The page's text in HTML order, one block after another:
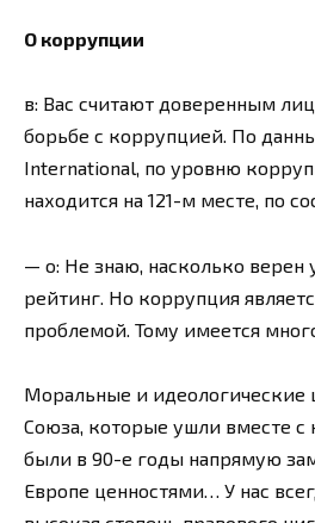
О коррупции
в: Вас считают доверенным
борьбе с коррупцией. По
International, по уровню
находится на 121-м месте, по
— о: Не знаю, насколько
рейтинг. Но коррупция
проблемой. Тому имеется
Моральные и идеологические
Союза, которые ушли вместе
были в 90-е годы напрямую
Европе ценностями… У нас